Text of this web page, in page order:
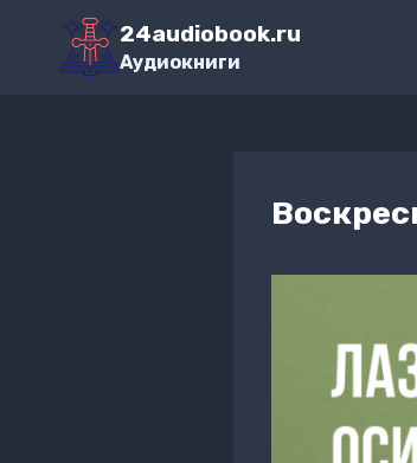
Перейти
содержимому
24audiobook.ru
Аудиокниги